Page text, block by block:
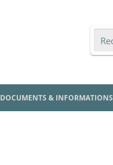
DOCUMENTS & INFORMATIONS